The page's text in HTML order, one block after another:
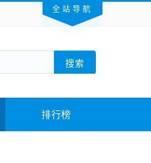
生活实用
枪战射击
系统软件 素材下载
全站导航
搜索
排行榜